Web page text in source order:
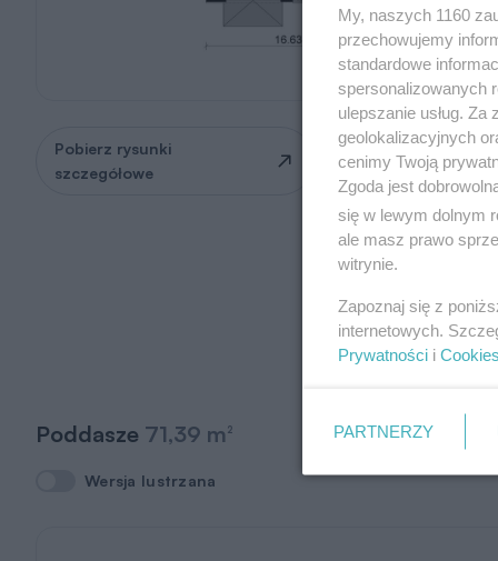
Pobierz rysunki
szczegółowe
Zapytaj o możliwość
zmian
Poddasze 71,39 m 2
Wersja lustrzana
Wersja lustrzana
My, naszych 1160
przechowujemy
standardowe
spersonalizowanych
ulepszanie usług.
geolokalizacyjnych
cenimy Twoją
Zgoda jest
się w lewym dolnym
ale masz prawo
witrynie.
Zapoznaj się z
internetowych.
Prywatności i Cookies
PARTNERZY